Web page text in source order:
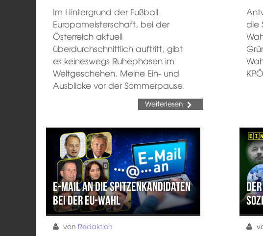
Im Hintergrund der Fußball-
Europameisterschaft, bei der
Österreich aktuell
überdurchschnittlich auftritt, gibt
es keineswegs Ruhephasen im
Weltgeschehen. Meine Ein- und
Ausblicke vor der Sommerpause.
Weiterlesen
die
E-Mail an die Spitzenkandidaten
bei der EU-Wahl
von Redaktion